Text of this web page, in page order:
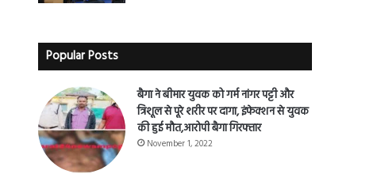
Popular Posts
बैगा ने बीमार युवक को गर्म नांगर पट्टी और
त्रिशूल से पूरे शरीर पर दागा, इंफेक्शन से युवक
की हुई मौत,आरोपी बैगा गिरफ्तार
November 1, 2022